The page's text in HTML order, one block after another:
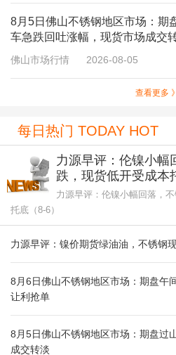
8月5日佛山不锈钢地区市场：期
车急跌回吐涨幅，现货市场成交
佛山市场行情 2026-08-05
查看更多 》
每日热门 TODAY HOT
力源早评：伦镍小幅
跌，现货低开受成本
力源早评：伦镍小幅回落，
托底（8-6）
力源早评：镍价期货绿油油，不锈钢
8月6日佛山不锈钢地区市场：期盘午
让利抢单
8月5日佛山不锈钢地区市场：期盘过
成交转淡